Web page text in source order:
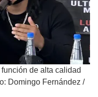
de alta calidad
Domingo Fernández /